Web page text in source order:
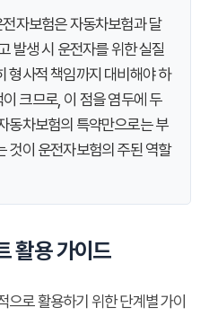
전자보험은 자동차보험과 달
발생 시 운전자를 위한 실질
형사적 책임까지 대비해야 하
크므로, 이 점을 염두에 두
동차보험의 특약만으로는 부
것이 운전자보험의 주된 역할
활용 가이드
으로 활용하기 위한 단계별 가이